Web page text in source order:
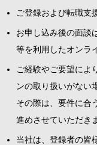
ご登録および転職支
お申し込み後の面談
等を利用したオンラ
ご経験やご要望によ
ンの取り扱いがない
その際は、要件に合
進めさせていただき
当社は、登録者の皆